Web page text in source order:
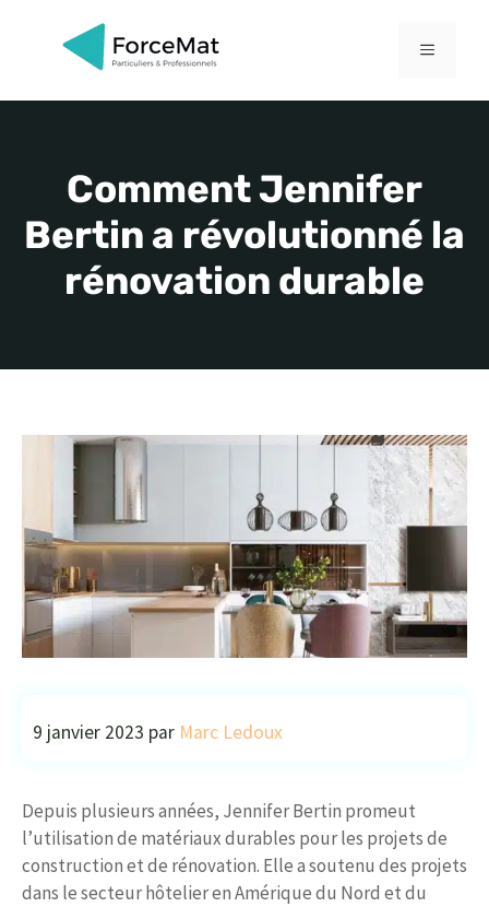
MENU
Comment Jennifer
Bertin a révolutionné la
rénovation durable
9 janvier 2023 par Marc Ledoux
Depuis plusieurs années, Jennifer Bertin promeut
l’utilisation de matériaux durables pour les projets de
construction et de rénovation. Elle a soutenu des projets
dans le secteur hôtelier en Amérique du Nord et du